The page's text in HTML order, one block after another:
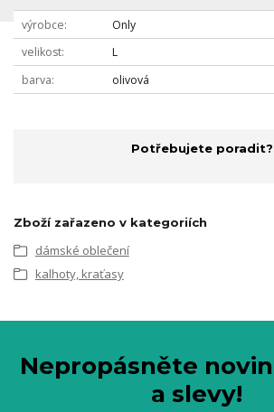
výrobce
Only
velikost
L
barva
olivová
Potřebujete poradit?
Zboží zařazeno v kategoriích
dámské oblečení
kalhoty, kraťasy
Nepropásněte
a slevy!